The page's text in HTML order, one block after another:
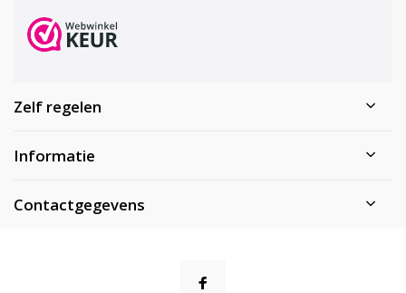
Zelf regelen
Informatie
Contactgegevens